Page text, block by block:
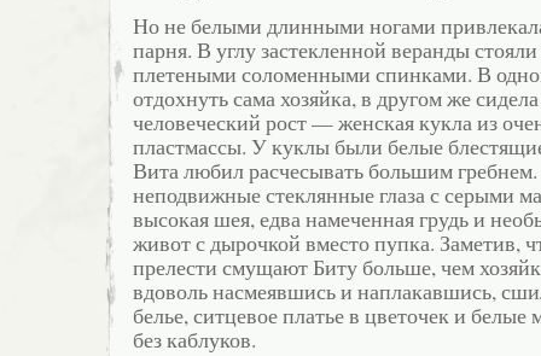
Но не белыми длинными ногами
парня. В углу застекленной веранды
плетеными соломенными спинками. В
отдохнуть сама хозяйка, в другом же
человеческий рост — женская кукла из
пластмассы. У куклы были белые
Вита любил расчесывать большим
неподвижные стеклянные глаза с серыми
высокая шея, едва намеченная грудь и
живот с дырочкой вместо пупка. Заметив,
прелести смущают Биту больше, чем
вдоволь насмеявшись и наплакавшись,
белье, ситцевое платье в цветочек и белые
без каблуков.